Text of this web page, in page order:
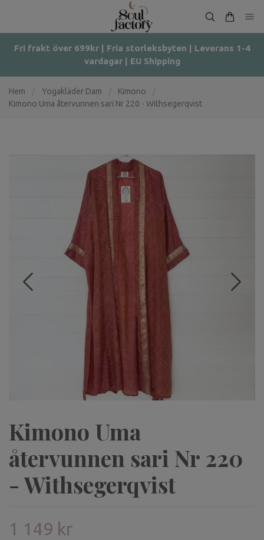
Fri frakt över 699kr | Fria storleksbyten | Leverans 1-4
vardagar | EU Shipping
Hem Yogakläder Dam Kimono
Kimono Uma återvunnen sari Nr 220 - Withsegerqvist
Kimono Uma
återvunnen sari Nr 220
- Withsegerqvist
1 149 kr